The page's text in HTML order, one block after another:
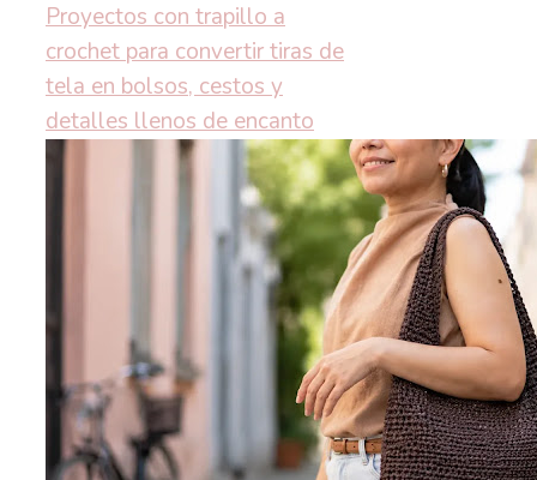
Proyectos con trapillo a
crochet para convertir tiras de
tela en bolsos, cestos y
detalles llenos de encanto